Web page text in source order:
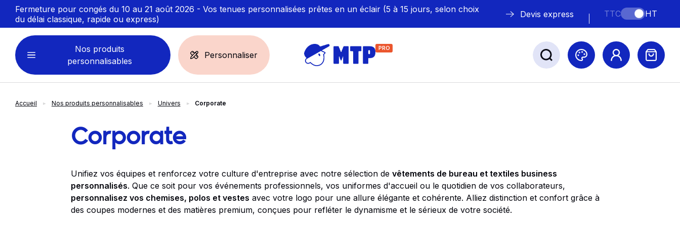
Fermeture pour congés du 10 au 21 août 2026 - Vos tenues personnalisées prêtes en un éclair (5 à 15 jours, selon choix
du délai classique, rapide ou express)
Devis express TTC HT
PRO
Nos produits
personnalisables
VÊTEMENTS
Sweats personnalisables
ACCESSOIRES
Casquette
Chapeau et Bob
Toque et Calot
Sac et pochette
Artisan / BTP / Industrie
Corporate
Sport
Nos marques
Personnaliser
Accueil Nos produits personnalisables Univers Corporate
Corporate
Unifiez vos équipes et renforcez votre culture d'entreprise avec notre sélection de vêtements de bureau et textiles business
personnalisés. Que ce soit pour vos événements professionnels, vos uniformes d'accueil ou le quotidien de vos collaborateurs,
personnalisez vos chemises, polos et vestes avec votre logo pour une allure élégante et cohérente. Alliez distinction et confort grâce à
des coupes modernes et des matières premium, conçues pour refléter le dynamisme et le sérieux de votre société.